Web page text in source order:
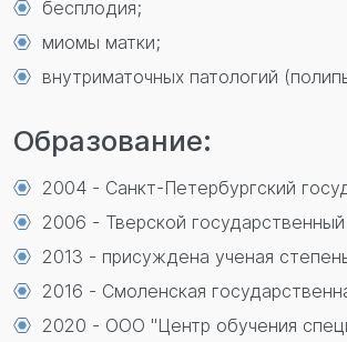
бесплодия;
миомы матки;
внутриматочных патологий
Образование:
2004 - Санкт-Петербургский
2006 - Тверской
2013 - присуждена ученая
2016 - Смоленская
2020 - ООО "Центр обучения